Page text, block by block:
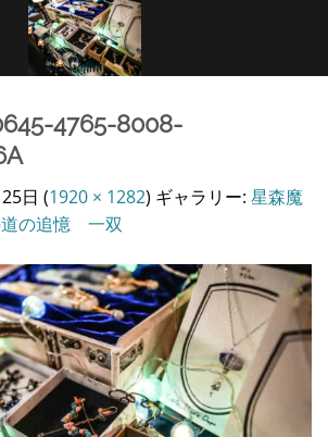
4765-8008-
日 (1920 × 1282) ギャラリー: 星森魔
道の追憶 一双